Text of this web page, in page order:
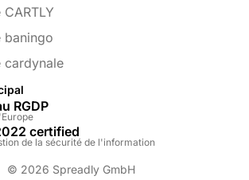
baningo
cardynale
RGDP
certified
de la sécurité de l'information
© 2026 Spreadly GmbH